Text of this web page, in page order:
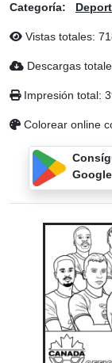
Categoría:
Vistas totales:
Descargas
Impresión total:
Colorear online